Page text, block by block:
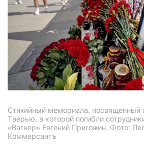
Стихийный мемориала, посвященный
Тверью, в которой погибли
«Вагнер» Евгений Пригожин. Фото:
Коммерсантъ